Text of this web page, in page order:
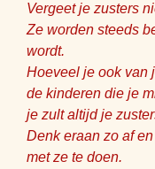
Vergeet je zusters
Ze worden steeds
wordt.
Hoeveel je ook van
de kinderen die je
je zult altijd je
Denk eraan zo af
met ze te doen.